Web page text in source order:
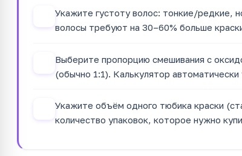
Укажите густоту волос: тонкие/редкие,
волосы требуют на 30–60% больше
Выберите пропорцию смешивания с
(обычно 1:1). Калькулятор
Укажите объём одного тюбика краски
количество упаковок, которое нужно